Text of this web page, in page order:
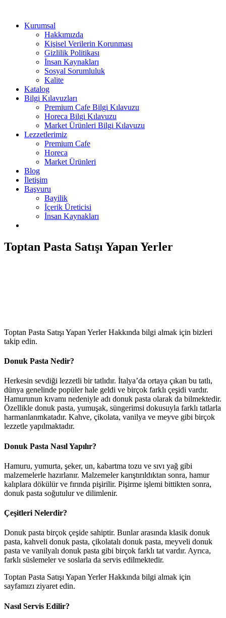
Kurumsal
Hakkımızda
Kişisel Verilerin Korunması
Gizlilik Politikası
İnsan Kaynakları
Sosyal Sorumluluk
Kalite
Katalog
Bilgi Kılavuzları
Premium Cafe Bilgi Kılavuzu
Horeca Bilgi Kılavuzu
Market Ürünleri Bilgi Kılavuzu
Lezzetlerimiz
Premium Cafe
Horeca
Market Ürünleri
Blog
İletişim
Başvuru
Bayilik
İçerik Üreticisi
İnsan Kaynakları
Toptan Pasta Satışı Yapan Yerler
Toptan Pasta Satışı Yapan Yerler Hakkında bilgi almak için bizleri
takip edin.
Donuk Pasta Nedir?
Herkesin sevdiği lezzetli bir tatlıdır. İtalya’da ortaya çıkan bu tatlı,
dünya genelinde popüler hale geldi ve birçok farklı çeşidi vardır.
Hamurunun kıvamı nedeniyle adı donuk pasta olarak da bilmektedir.
Özellikle donuk pasta, yumuşak, süngerimsi dokusuyla farklı tatlarla
harmanlanmkatadır. Kahve, çikolata, vanilya ve meyve gibi birçok
lezzetle yapılmaktadır.
Donuk Pasta Nasıl Yapılır?
Hamuru, yumurta, şeker, un, kabartma tozu ve sıvı yağ gibi
malzemelerle hazırlanır. Malzemeler karıştırıldıktan sonra, hamur
kalıplara dökülür ve fırında pişirilir. Pişirme işlemi bittikten sonra,
donuk pasta soğutulur ve dilimlenir.
Çeşitleri Nelerdir?
Donuk pasta birçok çeşide sahiptir. Bunlar arasında klasik donuk
pasta, kahveli donuk pasta, çikolatalı donuk pasta, meyveli donuk
pasta ve vanilyalı donuk pasta gibi birçok farklı tat vardır. Ayrıca,
farklı süslemeler ve soslarla da servis edilmektedir.
Toptan Pasta Satışı Yapan Yerler Hakkında bilgi almak için
sayfamızı ziyaret edin.
Nasıl Servis Edilir?